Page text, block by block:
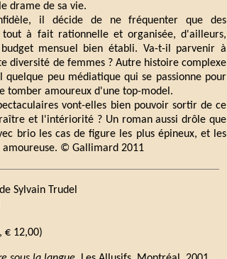
drame de sa vie.
il décide de ne fréquenter que des
tout à fait rationnelle et organisée, d'ailleurs,
mensuel bien établi. Va-t-il parvenir à
diversité de femmes ? Autre histoire complexe
peu médiatique qui se passionne pour
tomber amoureux d'une top-model.
vont-elles bien pouvoir sortir de ce
et l'intériorité ? Un roman aussi drôle que
brio les cas de figure les plus épineux, et les
© Gallimard 2011
de Sylvain Trudel
€ 12,00)